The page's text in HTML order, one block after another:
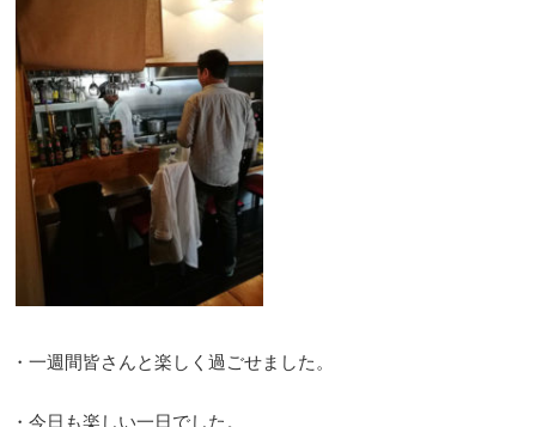
・一週間皆さんと楽しく過ごせました。
・今日も楽しい一日でした。